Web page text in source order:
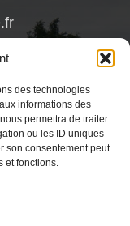
des technologies
informations des
permettra de traiter
ou les ID uniques
son consentement peut
et fonctions.